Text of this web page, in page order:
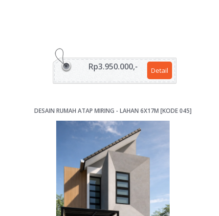
Detail
Rp3.950.000,-
DESAIN RUMAH ATAP MIRING - LAHAN 6X17M [KODE 045]